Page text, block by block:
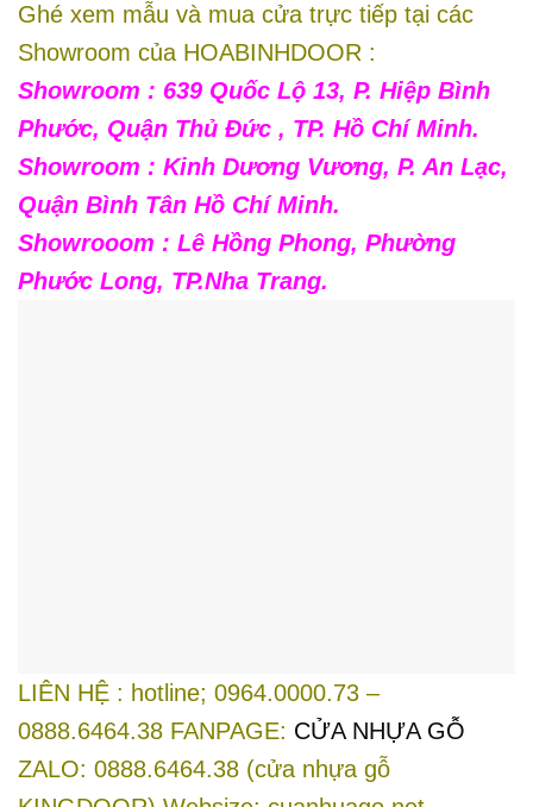
Ghé xem mẫu và mua cửa trực tiếp tại các
Showroom của HOABINHDOOR :
Showroom : 639 Quốc Lộ 13, P. Hiệp Bình
Phước, Quận Thủ Đức , TP. Hồ Chí Minh.
Showroom : Kinh Dương Vương, P. An Lạc,
Quận Bình Tân Hồ Chí Minh.
Showrooom : Lê Hồng Phong, Phường
Phước Long, TP.Nha Trang.
LIÊN HỆ : hotline; 0964.0000.73 –
0888.6464.38 FANPAGE: CỬA NHỰA GỖ
ZALO: 0888.6464.38 (cửa nhựa gỗ